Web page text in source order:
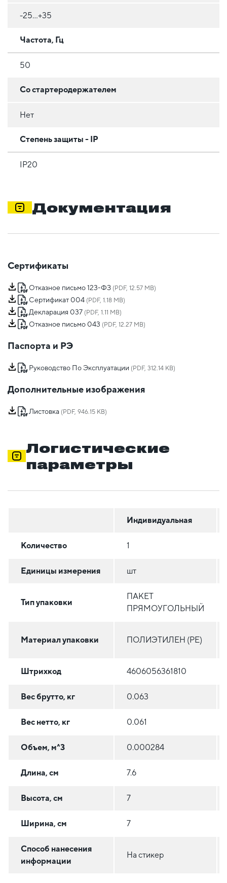
-25...+35
Частота, Гц
50
Со стартеродержателем
Нет
Степень защиты - IP
IP20
Документация
Сертификаты
Отказное письмо 123-ФЗ (PDF, 12.57 MB)
Сертификат 004 (PDF, 1.18 MB)
Декларация 037 (PDF, 1.11 MB)
Отказное письмо 043 (PDF, 12.27 MB)
Паспорта и РЭ
Руководство По Эксплуатации (PDF, 312.14 KB)
Дополнительные изображения
Листовка (PDF, 946.15 KB)
Логистические
параметры
Индивидуальная
Количество 1
Единицы измерения шт
Тип упаковки
ПАКЕТ
ПРЯМОУГОЛЬНЫЙ
Материал упаковки ПОЛИЭТИЛЕН (PE)
Штрихкод 4606056361810
Вес брутто, кг 0.063
Вес нетто, кг 0.061
Объем, м^3 0.000284
Длина, см 7.6
Высота, см 7
Ширина, см 7
Способ нанесения
информации
На стикер